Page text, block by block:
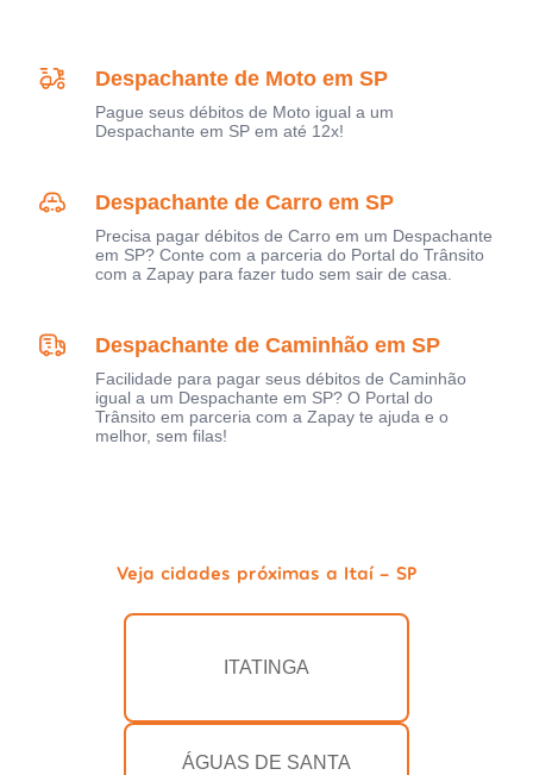
Despachante de Moto em SP
Pague seus débitos de Moto igual a um
Despachante em SP em até 12x!
Despachante de Carro em SP
Precisa pagar débitos de Carro em um Despachante
em SP? Conte com a parceria do Portal do Trânsito
com a Zapay para fazer tudo sem sair de casa.
Despachante de Caminhão em SP
Facilidade para pagar seus débitos de Caminhão
igual a um Despachante em SP? O Portal do
Trânsito em parceria com a Zapay te ajuda e o
melhor, sem filas!
Veja cidades próximas a Itaí - SP
ITATINGA
ÁGUAS DE SANTA